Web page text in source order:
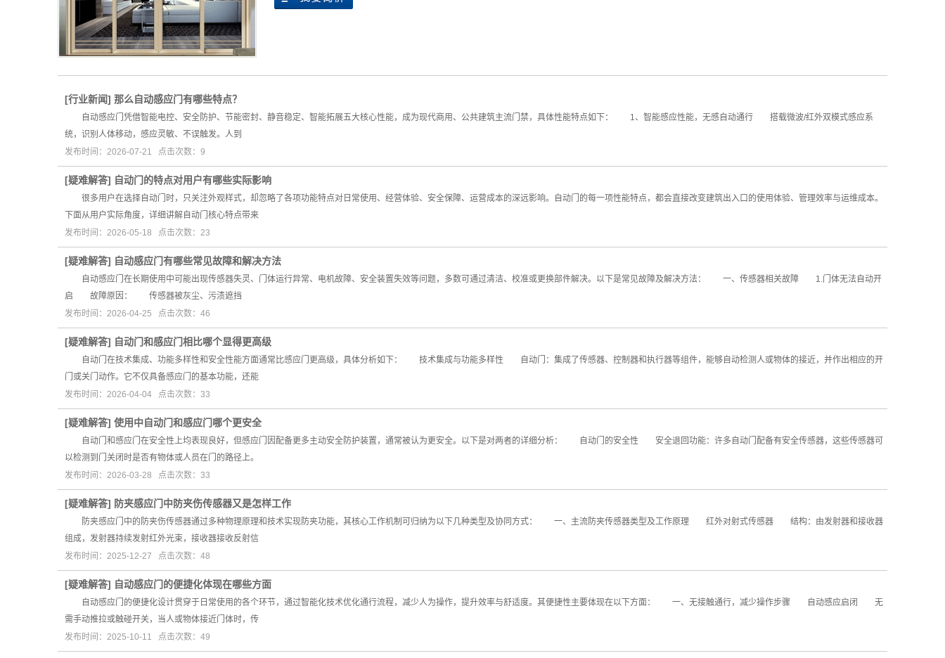
[行业新闻] 那么自动感应门有哪些特点？
自动感应门凭借智能电控、安全防护、节能密封、静音稳定、智能拓展五大核心性能，成为现代商用、公共建筑主流门禁，具体性能特点如下： 1、智能感应性能，无感自动通行 搭载微波/红外双模式感应系
统，识别人体移动，感应灵敏、不误触发。人到
发布时间：2026-07-21 点击次数：9
[疑难解答] 自动门的特点对用户有哪些实际影响
很多用户在选择自动门时，只关注外观样式，却忽略了各项功能特点对日常使用、经营体验、安全保障、运营成本的深远影响。自动门的每一项性能特点，都会直接改变建筑出入口的使用体验、管理效率与运维成本。
下面从用户实际角度，详细讲解自动门核心特点带来
发布时间：2026-05-18 点击次数：23
[疑难解答] 自动感应门有哪些常见故障和解决方法
自动感应门在长期使用中可能出现传感器失灵、门体运行异常、电机故障、安全装置失效等问题，多数可通过清洁、校准或更换部件解决。以下是常见故障及解决方法： 一、传感器相关故障 1.门体无法自动开
启 故障原因： 传感器被灰尘、污渍遮挡
发布时间：2026-04-25 点击次数：46
[疑难解答] 自动门和感应门相比哪个显得更高级
自动门在技术集成、功能多样性和安全性能方面通常比感应门更高级，具体分析如下： 技术集成与功能多样性 自动门：集成了传感器、控制器和执行器等组件，能够自动检测人或物体的接近，并作出相应的开
门或关门动作。它不仅具备感应门的基本功能，还能
发布时间：2026-04-04 点击次数：33
[疑难解答] 使用中自动门和感应门哪个更安全
自动门和感应门在安全性上均表现良好，但感应门因配备更多主动安全防护装置，通常被认为更安全。以下是对两者的详细分析： 自动门的安全性 安全退回功能：许多自动门配备有安全传感器，这些传感器可
以检测到门关闭时是否有物体或人员在门的路径上。
发布时间：2026-03-28 点击次数：33
[疑难解答] 防夹感应门中防夹伤传感器又是怎样工作
防夹感应门中的防夹伤传感器通过多种物理原理和技术实现防夹功能，其核心工作机制可归纳为以下几种类型及协同方式： 一、主流防夹传感器类型及工作原理 红外对射式传感器 结构：由发射器和接收器
组成，发射器持续发射红外光束，接收器接收反射信
发布时间：2025-12-27 点击次数：48
[疑难解答] 自动感应门的便捷化体现在哪些方面
自动感应门的便捷化设计贯穿于日常使用的各个环节，通过智能化技术优化通行流程，减少人为操作，提升效率与舒适度。其便捷性主要体现在以下方面： 一、无接触通行，减少操作步骤 自动感应启闭 无
需手动推拉或触碰开关，当人或物体接近门体时，传
发布时间：2025-10-11 点击次数：49